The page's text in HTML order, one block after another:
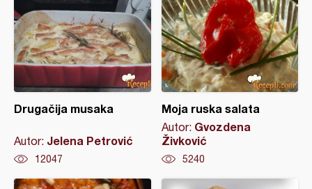
Drugačija musaka
Autor: Jelena Petrović
12047
Moja ruska salata
Autor: Gvozdena
Živković
5240